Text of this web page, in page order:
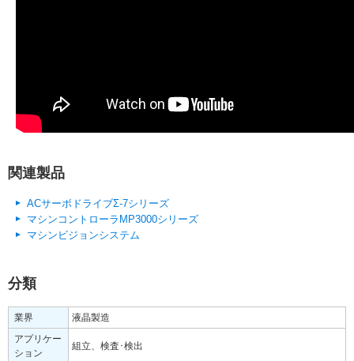
関連製品
ACサーボドライブΣ-7シリーズ
マシンコントローラMP3000シリーズ
マシンビジョンシステム
分類
業界
液晶製造
アプリケー
ション
組立、検査･検出